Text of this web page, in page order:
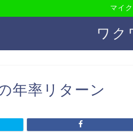
マイ
ワク
年率リターン